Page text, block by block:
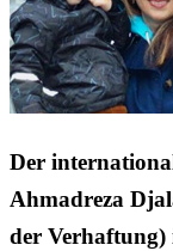
Der
Ahmadreza
der Verhaftung)